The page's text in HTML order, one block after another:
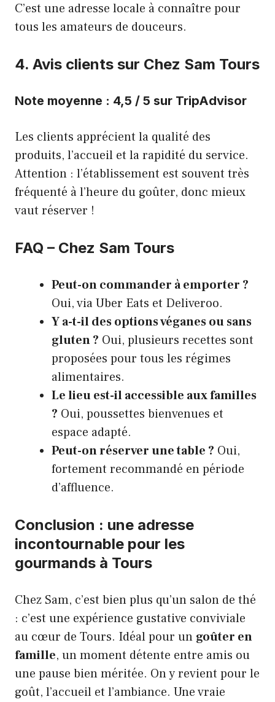
C’est une adresse locale à connaître pour
tous les amateurs de douceurs.
4. Avis clients sur Chez Sam Tours
Note moyenne : 4,5 / 5 sur TripAdvisor
Les clients apprécient la qualité des
produits, l’accueil et la rapidité du service.
Attention : l’établissement est souvent très
fréquenté à l’heure du goûter, donc mieux
vaut réserver !
FAQ – Chez Sam Tours
Peut-on commander à emporter ?
Oui, via Uber Eats et Deliveroo.
Y a-t-il des options véganes ou sans
gluten ? Oui, plusieurs recettes sont
proposées pour tous les régimes
alimentaires.
Le lieu est-il accessible aux familles
? Oui, poussettes bienvenues et
espace adapté.
Peut-on réserver une table ? Oui,
fortement recommandé en période
d’affluence.
Conclusion : une adresse
incontournable pour les
gourmands à Tours
Chez Sam, c’est bien plus qu’un salon de thé
: c’est une expérience gustative conviviale
au cœur de Tours. Idéal pour un goûter en
famille, un moment détente entre amis ou
une pause bien méritée. On y revient pour le
goût, l’accueil et l’ambiance. Une vraie